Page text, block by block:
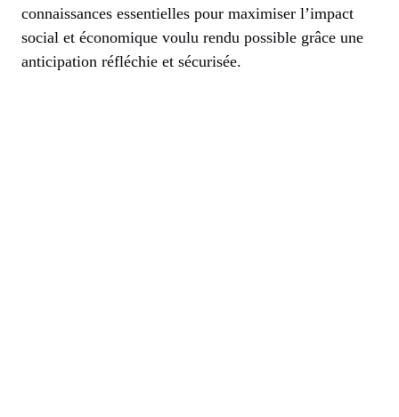
connaissances essentielles pour maximiser l’impact
social et économique voulu rendu possible grâce une
anticipation réfléchie et sécurisée.